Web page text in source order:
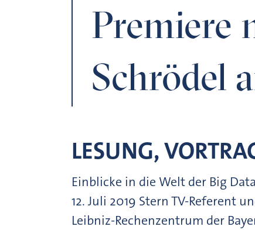
Premiere
Schrödel
LESUNG,
Einblicke in die Welt der Big
12. Juli 2019 Stern TV-Referent
Leibniz-Rechenzentrum der